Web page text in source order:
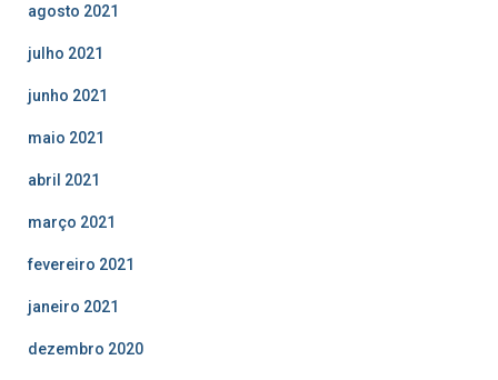
agosto 2021
julho 2021
junho 2021
maio 2021
abril 2021
março 2021
fevereiro 2021
janeiro 2021
dezembro 2020